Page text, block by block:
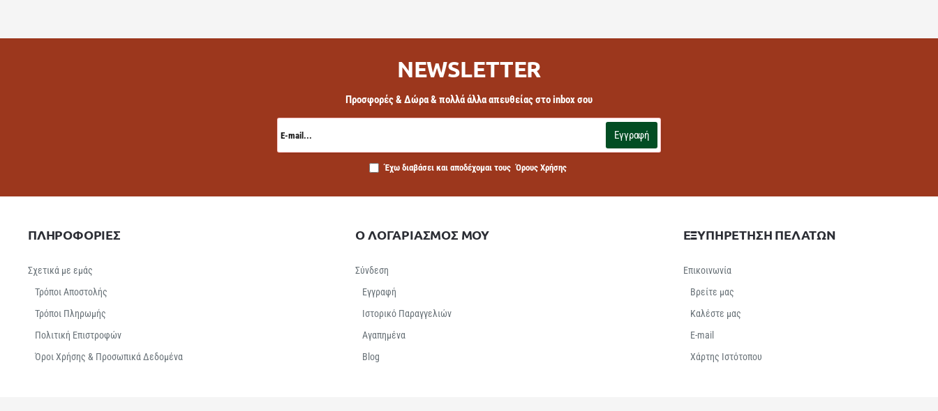
NEWSLETTER
Προσφορές & Δώρα & πολλά άλλα απευθείας στο inbox σου
mail...
Εγγραφή
Έχω διαβάσει και αποδέχομαι τους Όρους Χρήσης
ΠΛΗΡΟΦΟΡΙΕΣ
Σχετικά με εμάς
Τρόποι Αποστολής
Τρόποι Πληρωμής
Πολιτική Επιστροφών
Όροι Χρήσης & Προσωπικά Δεδομένα
Ο ΛΟΓΑΡΙΑΣΜΟΣ ΜΟΥ
Σύνδεση
Εγγραφή
Ιστορικό Παραγγελιών
Αγαπημένα
Βlog
ΕΞΥΠΗΡΕΤΗΣΗ ΠΕΛΑΤΩΝ
Επικοινωνία
Βρείτε μας
Καλέστε μας
E-mail
Χάρτης Ιστότοπου